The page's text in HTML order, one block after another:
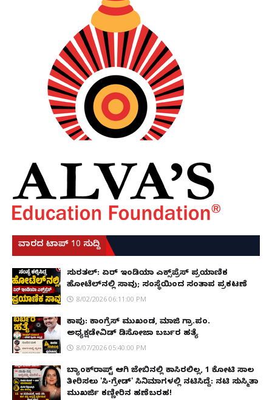
ವಾರದ ಟಾಪ್ 10 ಸುದ್ದಿ
ಸುರತ್ಕಲ್: ಏರ್ ಇಂಡಿಯಾ ಎಕ್ಸ್‌ಪ್ರೆಸ್ ಪ್ರಯಾಣಿಕ
ಹೋಟೆಲ್‌ನಲ್ಲಿ ಸಾವು; ಸಂಸ್ಥೆಯಿಂದ ಸಂತಾಪ ಪ್ರಕಟಣೆ
8/02/2026 06:11:00 PM
ಕಾಪು: ಕಾಂಗ್ರೆಸ್ ಮುಖಂಡ, ಮಾಜಿ ಗ್ರಾ.ಪಂ.
ಅಧ್ಯಕ್ಷಡೇವಿಡ್ ಡಿಸೋಜಾ ಬರ್ಬರ ಹತ್ಯೆ
8/07/2026 05:40:00 PM
ಬ್ಯಾಂಕ್‌ರಾಪ್ಟ್‌ ಆಗಿ ಜೇಬಿನಲ್ಲಿ ಕಾಸಿರಲಿಲ್ಲ, ₹1 ಕೋಟಿ ಸಾಲ
ತೀರಿಸಲು 'ಸಿ-ಗ್ರೇಡ್' ಸಿನಿಮಾಗಳಲ್ಲಿ ನಟಿಸಿದ್ದೆ: ನಟಿ ಸುಸ್ಮಿತಾ
ಮುಖರ್ಜಿ ಕಣ್ಣೀರಿನ ಹಣೆಬರಹ!